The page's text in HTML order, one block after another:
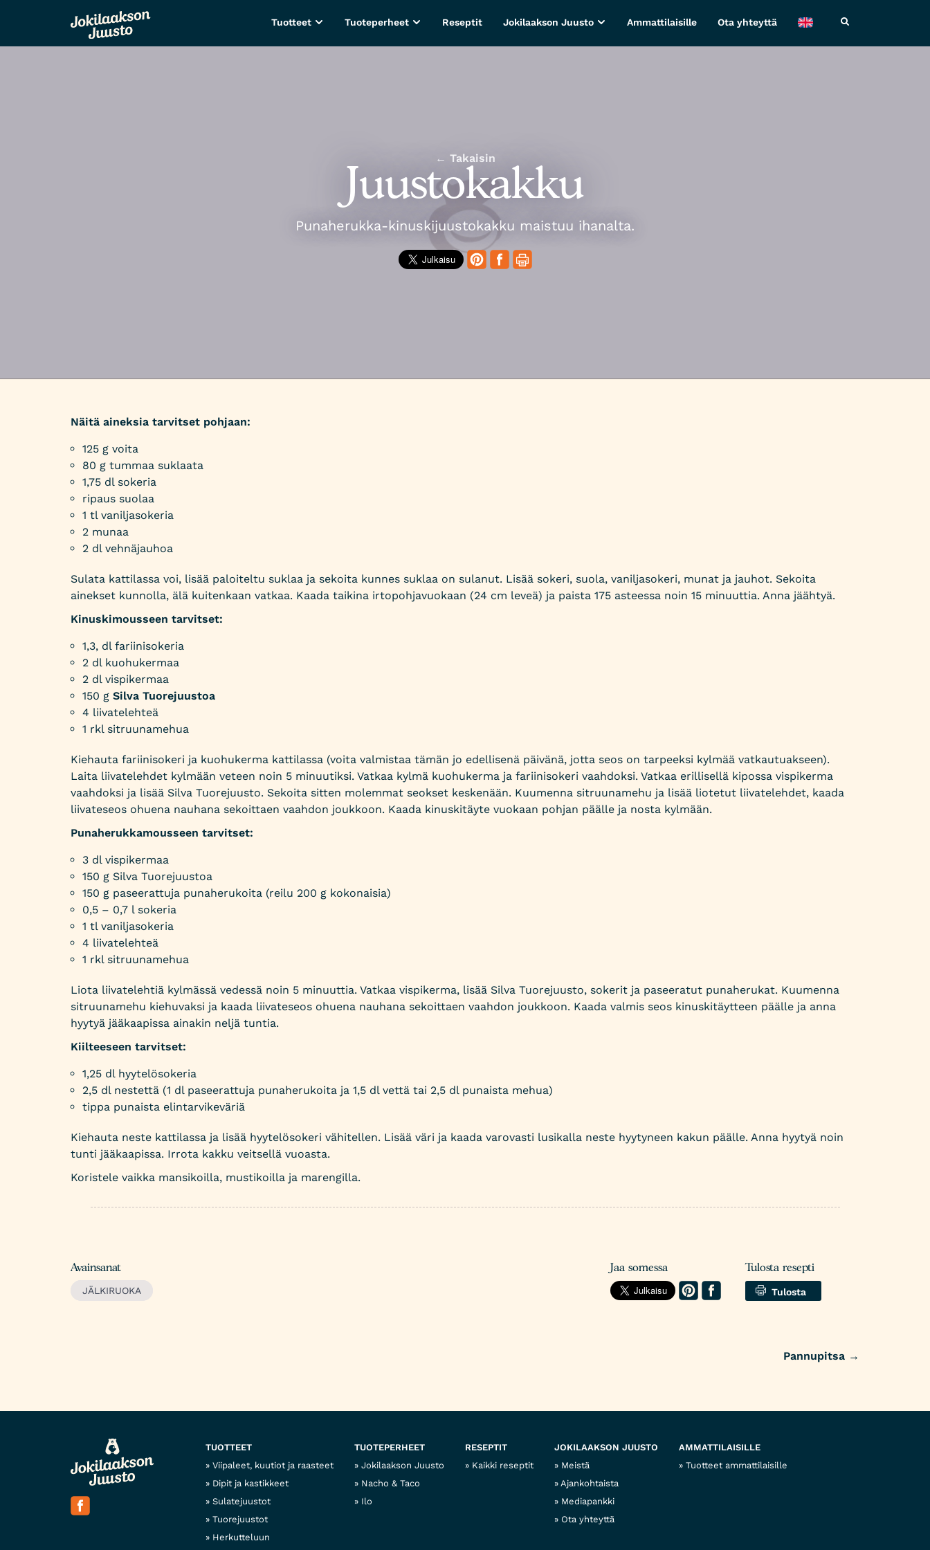
Tuotteet Tuoteperheet Reseptit Jokilaakson Juusto Ammattilaisille Ota yhteyttä
← Takaisin
Juustokakku
Punaherukka-kinuskijuustokakku maistuu ihanalta.
Näitä aineksia tarvitset pohjaan:
125 g voita
80 g tummaa suklaata
1,75 dl sokeria
ripaus suolaa
1 tl vaniljasokeria
2 munaa
2 dl vehnäjauhoa
Sulata kattilassa voi, lisää paloiteltu suklaa ja sekoita kunnes suklaa on sulanut. Lisää sokeri, suola, vaniljasokeri, munat ja jauhot. Sekoita
ainekset kunnolla, älä kuitenkaan vatkaa. Kaada taikina irtopohjavuokaan (24 cm leveä) ja paista 175 asteessa noin 15 minuuttia. Anna jäähtyä.
Kinuskimousseen tarvitset:
1,3, dl fariinisokeria
2 dl kuohukermaa
2 dl vispikermaa
150 g Silva Tuorejuustoa
4 liivatelehteä
1 rkl sitruunamehua
Kiehauta fariinisokeri ja kuohukerma kattilassa (voita valmistaa tämän jo edellisenä päivänä, jotta seos on tarpeeksi kylmää vatkautuakseen).
Laita liivatelehdet kylmään veteen noin 5 minuutiksi. Vatkaa kylmä kuohukerma ja fariinisokeri vaahdoksi. Vatkaa erillisellä kipossa vispikerma
vaahdoksi ja lisää Silva Tuorejuusto. Sekoita sitten molemmat seokset keskenään. Kuumenna sitruunamehu ja lisää liotetut liivatelehdet, kaada
liivateseos ohuena nauhana sekoittaen vaahdon joukkoon. Kaada kinuskitäyte vuokaan pohjan päälle ja nosta kylmään.
Punaherukkamousseen tarvitset:
3 dl vispikermaa
150 g Silva Tuorejuustoa
150 g paseerattuja punaherukoita (reilu 200 g kokonaisia)
0,5 – 0,7 l sokeria
1 tl vaniljasokeria
4 liivatelehteä
1 rkl sitruunamehua
Liota liivatelehtiä kylmässä vedessä noin 5 minuuttia. Vatkaa vispikerma, lisää Silva Tuorejuusto, sokerit ja paseeratut punaherukat. Kuumenna
sitruunamehu kiehuvaksi ja kaada liivateseos ohuena nauhana sekoittaen vaahdon joukkoon. Kaada valmis seos kinuskitäytteen päälle ja anna
hyytyä jääkaapissa ainakin neljä tuntia.
Kiilteeseen tarvitset:
1,25 dl hyytelösokeria
2,5 dl nestettä (1 dl paseerattuja punaherukoita ja 1,5 dl vettä tai 2,5 dl punaista mehua)
tippa punaista elintarvikeväriä
Kiehauta neste kattilassa ja lisää hyytelösokeri vähitellen. Lisää väri ja kaada varovasti lusikalla neste hyytyneen kakun päälle. Anna hyytyä noin
tunti jääkaapissa. Irrota kakku veitsellä vuoasta.
Koristele vaikka mansikoilla, mustikoilla ja marengilla.
Avainsanat
JÄLKIRUOKA
Jaa somessa Tulosta resepti
Tulosta
Pannupitsa →
TUOTTEET
Viipaleet, kuutiot ja raasteet
Dipit ja kastikkeet
Sulatejuustot
Tuorejuustot
Herkutteluun
TUOTEPERHEET
Jokilaakson Juusto
Nacho & Taco
Ilo
RESEPTIT
Kaikki reseptit
JOKILAAKSON JUUSTO
Meistä
Ajankohtaista
Mediapankki
Ota yhteyttä
AMMATTILAISILLE
Tuotteet ammattilaisille